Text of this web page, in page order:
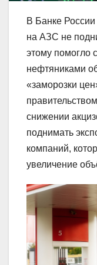
В Банке России
на АЗС не
этому помогло
нефтяниками
«заморозки
снижении
поднимать
компаний,
увеличение